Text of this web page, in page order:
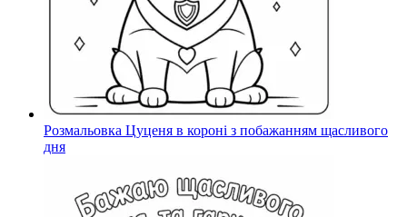
Розмальовка Цуценя в короні з побажанням щасливого
дня